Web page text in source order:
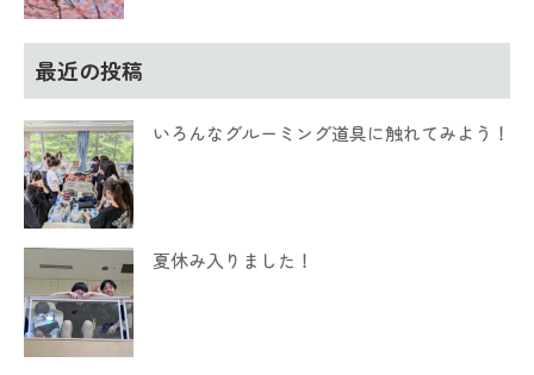
最近の投稿
いろんなグルーミング道具に触れてみよう！
夏休み入りました！